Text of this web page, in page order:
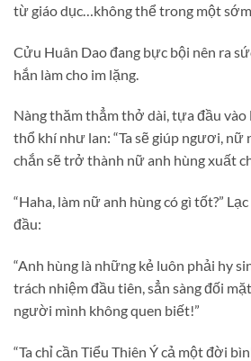
từ giáo dục…không thể trong một
Cửu Huân Dao đang bực bội nên ra
hắn làm cho im lặng.
Nàng thăm thẳm thở dài, tựa đầu vào
thổ khí như lan: “Ta sẽ giúp ngươi, nữ
chắn sẽ trở thành nữ anh hùng xuất
“Haha, làm nữ anh hùng có gì tốt?”
đầu:
“Anh hùng là những kẻ luôn phải hy
trách nhiệm đầu tiên, sẳn sàng đối
người mình không quen biết!”
“Ta chỉ cần Tiểu Thiên Ý cả một đời